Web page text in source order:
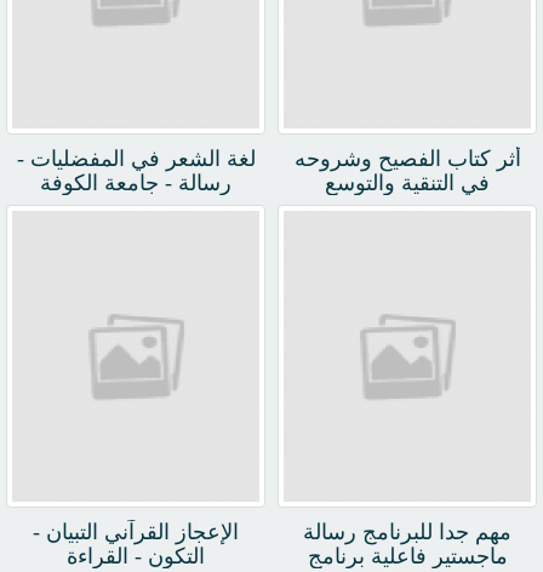
أثر كتاب الفصيح وشروحه
في التنقية والتوسع
لغة الشعر في المفضليات -
رسالة - جامعة الكوفة
مهم جدا للبرنامج رسالة
ماجستير فاعلية برنامج
الإعجاز القرآني التبيان -
التكون - القراءة